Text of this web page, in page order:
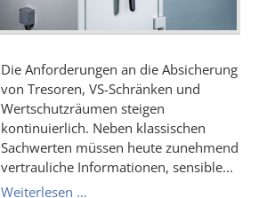
Die Anforderungen an die Absicherung
von Tresoren, VS-Schränken und
Wertschutzräumen steigen
kontinuierlich. Neben klassischen
Sachwerten müssen heute zunehmend
vertrauliche Informationen, sensible...
Weiterlesen …